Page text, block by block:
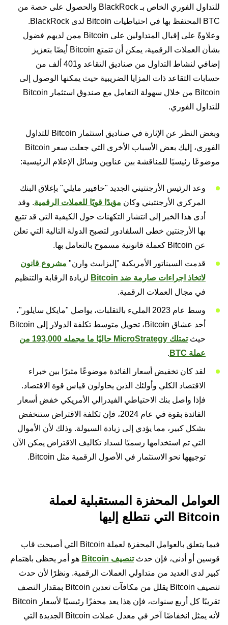
للتداول الفوري الخاص بـ BlackRock والحصول على حصة من
BTC المحتفظ بها في احتياطيات Bitcoin لدى BlackRock.
وعلاوةً على إقبال المتداولين على Bitcoin ممن لديهم فضول
بشأن العملات الرقمية، يمكن أن تتمتع Bitcoin أيضًا بتعزيز
إضافي لنشاط التداول من صناديق التقاعد و401 ألف من
حسابات التقاعد ذات المزايا الضريبية حيث يمكنها الوصول إلى
Bitcoin من خلال سهولة التعامل مع صندوق استثمار Bitcoin
للتداول الفوري.
وبغض النظر عن الإثارة في صناديق استثمار Bitcoin للتداول
الفوري، إليك بعض الأسباب الأخرى التي جعلت سعر Bitcoin
موضوعًا رئيسيًا للمناقشة بين عناوين وسائل الإعلام الرئيسية:
وعد الرئيس الأرجنتيني الجديد "خافيير مايلي" بإغلاق البنك
المركزي الأرجنتيني وكان مؤيدًا قويًا للعملات الرقمية. وقد
أدى هذا الخبر إلى انتشار التكهنات حول الكيفية التي قد تتبع
بها الأرجنتين خطى السلفادور لتصبح الدولة التالية التي تعلن
عن Bitcoin كعملة قانونية مسموح بالتعامل بها.
قدمت السيناتور الأمريكية "إليزابيث وارن" مشروع قانون
لاتخاذ اجراءات صارمة ضد Bitcoin
لزيادة الرقابة والتنظيم
في مجال العملات الرقمية.
وسط عام 2023 المليء بالتقلبات، يواصل "مايكل سايلور"،
أحد عشاق Bitcoin، تحويل متوسط تكلفة الدولار إلى Bitcoin
حيث
تمتلك MicroStrategy حاليًا ما مجمله 193,000 من
عملة BTC
.
لقد كان تخفيض أسعار الفائدة موضوعًا مثيرًا بين خبراء
الاقتصاد الكلي وأولئك الذين يحاولون قياس قوة الاقتصاد.
فإذا واصل بنك الاحتياطي الفيدرالي الأمريكي خفض أسعار
الفائدة بقوة في عام 2024، فإن تكلفة الاقتراض ستنخفض
بشكل كبير، مما يؤدي إلى زيادة السيولة. وذلك لأن الأموال
التي تم استخدامها رسميًا لسداد تكاليف الاقتراض يمكن الآن
توجيهها نحو الاستثمار في الأصول الرقمية مثل Bitcoin.
العوامل المحفزة المستقبلية لعملة
Bitcoin التي نتطلع إليها
فيما يتعلق بالعوامل المحفزة لعملة Bitcoin التي أصبحت قاب
قوسين أو أدنى، فإن حدثتنصيف Bitcoin
هو أمر يحظى باهتمام
كبير لدى العديد من متداولي العملات الرقمية. ونظرًا لأن حدث
تنصيف Bitcoin يقلل من مكافآت تعدين Bitcoin بمقدار النصف
تقريبًا كل أربع سنوات، فإن هذا يعد محفزًا رئيسيًا لأسعار Bitcoin
لأنه يمثل انخفاضًا آخر في معدل عملات Bitcoin الجديدة التي